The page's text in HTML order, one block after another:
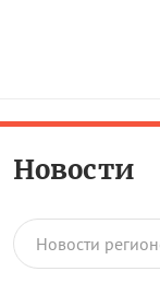
Новости
Новости